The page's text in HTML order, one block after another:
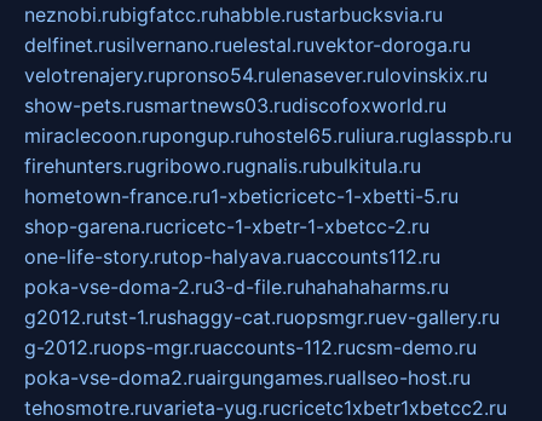
neznobi.rubigfatcc.ruhabble.rustarbucksvia.ru
delfinet.rusilvernano.ruelestal.ruvektor-doroga.ru
velotrenajery.rupronso54.rulenasever.rulovinskix.ru
show-pets.rusmartnews03.rudiscofoxworld.ru
miraclecoon.rupongup.ruhostel65.ruliura.ruglasspb.ru
firehunters.rugribowo.rugnalis.rubulkitula.ru
hometown-france.ru1-xbeticricetc-1-xbetti-5.ru
shop-garena.rucricetc-1-xbetr-1-xbetcc-2.ru
one-life-story.rutop-halyava.ruaccounts112.ru
poka-vse-doma-2.ru3-d-file.ruhahahaharms.ru
g2012.rutst-1.rushaggy-cat.ruopsmgr.ruev-gallery.ru
g-2012.ruops-mgr.ruaccounts-112.rucsm-demo.ru
poka-vse-doma2.ruairgungames.ruallseo-host.ru
tehosmotre.ruvarieta-yug.rucricetc1xbetr1xbetcc2.ru